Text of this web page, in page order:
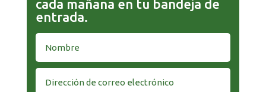
cada mañana en tu bandeja de
entrada.